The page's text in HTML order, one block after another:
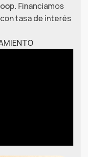
Financiamos
tasa de interés